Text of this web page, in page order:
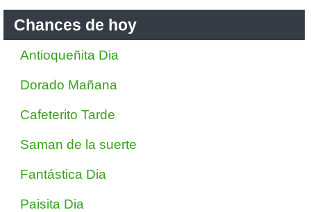
Chances de hoy
Antioqueñita Dia
Dorado Mañana
Cafeterito Tarde
Saman de la suerte
Fantástica Dia
Paisita Dia